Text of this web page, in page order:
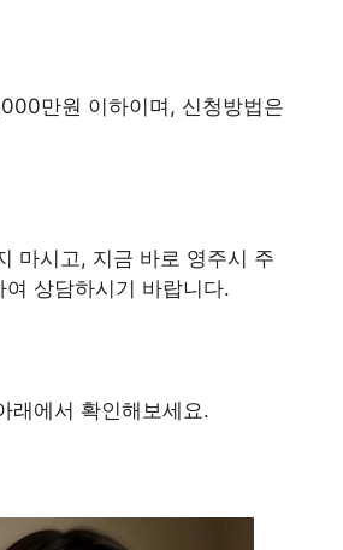
만원 이하이며, 신청방법은
마시고, 지금 바로 영주시 주
여 상담하시기 바랍니다.
래에서 확인해보세요.